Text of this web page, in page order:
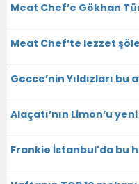
Meat Chef’e Gökhan
Meat Chef’te lezzet
Gecce’nin Yıldızları
Alaçatı’nın Limon’u
Frankie İstanbul'da bu